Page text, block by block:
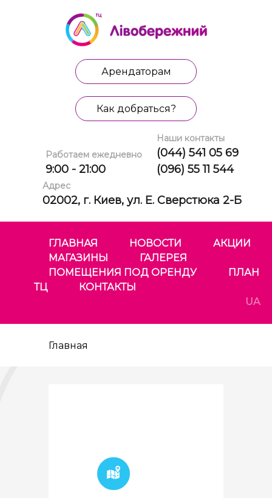
Арендаторам
Как добраться?
Работаем ежедневно
9:00 - 21:00
Наши контакты
(044) 541 05 69
(096) 55 11 544
Адрес
02002, г. Киев, ул. Е. Сверстюка 2-Б
ГЛАВНАЯ НОВОСТИ
АКЦИИ
МАГАЗИНЫ
ГАЛЕРЕЯ
ПОМЕЩЕНИЯ ПОД ОРЕНДУ
ПЛАН
ТЦ
КОНТАКТЫ
UA
Главная